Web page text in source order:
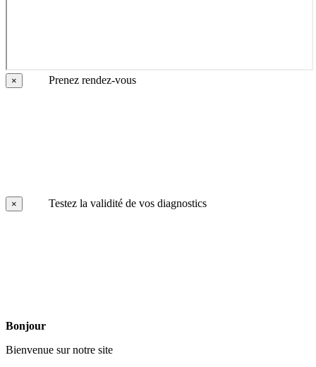
× Prenez rendez-vous
× Testez la validité de vos diagnostics
Bonjour
Bienvenue sur notre site